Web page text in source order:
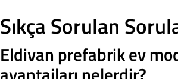
Sıkça Sorulan
Eldivan prefabrik ev